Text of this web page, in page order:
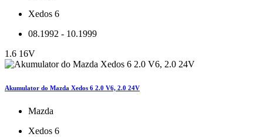
Xedos 6
08.1992 - 10.1999
1.6 16V
Akumulator do Mazda Xedos 6 2.0 V6, 2.0 24V
Mazda
Xedos 6